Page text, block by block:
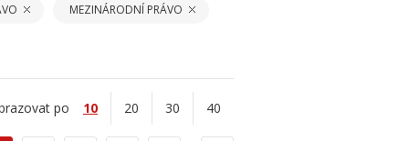
MEZINÁRODNÍ PRÁVO
po 10 20 30 40